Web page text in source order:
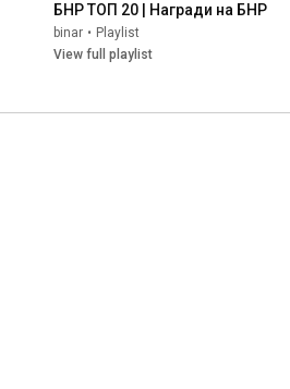
БНР ТОП 20 | Награди на БНР
binar • Playlist
View full playlist